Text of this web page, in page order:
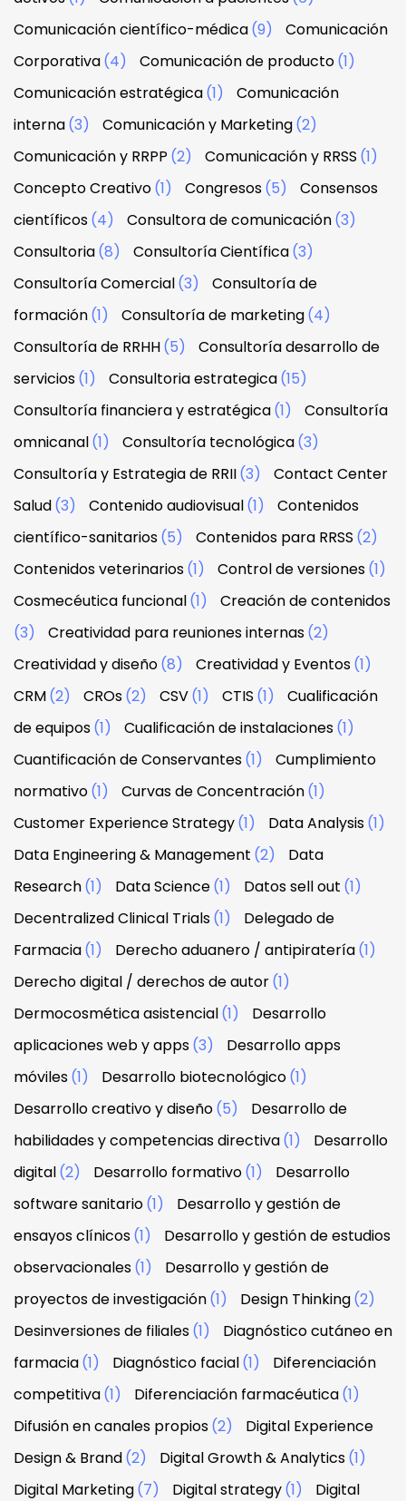
Comunicación científico-médica(9)
Comunicación
Corporativa(4) Comunicación de producto(1)
Comunicación estratégica(1)
Comunicación
interna(3) Comunicación y Marketing(2)
Comunicación y RRPP (2) Comunicación y RRSS (1)
Concepto Creativo(1) Congresos(5)
Consensos
científicos(4) Consultora de comunicación(3)
Consultoria(8) Consultoría Científica(3)
Consultoría Comercial(3)
Consultoría de
formación(1) Consultoría de marketing(4)
Consultoría de RRHH(5)
Consultoría desarrollo de
servicios(1) Consultoria estrategica(15)
Consultoría financiera y estratégica(1)
Consultoría
omnicanal(1) Consultoría tecnológica(3)
Consultoría y Estrategia de RRII(3)
Contact Center
Salud(3) Contenido audiovisual(1)
Contenidos
científico-sanitarios(5) Contenidos para RRSS (2)
Contenidos veterinarios(1) Control de versiones(1)
Cosmecéutica funcional(1)
Creación de contenidos
(3)
Creatividad para reuniones internas(2)
Creatividad y diseño(8) Creatividad y Eventos(1)
CRM(2) CROs(2) CSV(1) CTIS (1)
Cualificación
de equipos(1) Cualificación de instalaciones(1)
Cuantificación de Conservantes(1)
Cumplimiento
normativo(1) Curvas de Concentración(1)
Customer Experience Strategy(1) Data Analysis(1)
Data Engineering & Management (2)
Data
Research(1) Data Science(1) Datos sell out (1)
Decentralized Clinical Trials(1)
Delegado de
Farmacia(1) Derecho aduanero / antipiratería(1)
Derecho digital / derechos de autor(1)
Dermocosmética asistencial(1)
Desarrollo
aplicaciones web y apps(3)
Desarrollo apps
móviles(1) Desarrollo biotecnológico(1)
Desarrollo creativo y diseño(5)
Desarrollo de
habilidades y competencias directiva(1)
Desarrollo
digital(2) Desarrollo formativo(1)
Desarrollo
software sanitario(1)
Desarrollo y gestión de
ensayos clínicos(1)
Desarrollo y gestión de estudios
observacionales(1)
Desarrollo y gestión de
proyectos de investigación(1) Design Thinking(2)
Desinversiones de filiales(1)
Diagnóstico cutáneo en
farmacia(1) Diagnóstico facial(1)
Diferenciación
competitiva(1) Diferenciación farmacéutica(1)
Difusión en canales propios(2)
Digital Experience
Design & Brand(2) Digital Growth & Analytics(1)
Digital Marketing(7) Digital strategy(1)
Digital